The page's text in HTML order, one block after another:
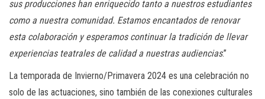
sus producciones han enriquecido tanto a nuestros estudiantes
como a nuestra comunidad. Estamos encantados de renovar
esta colaboración y esperamos continuar la tradición de llevar
experiencias teatrales de calidad a nuestras audiencias.”
La temporada de Invierno/Primavera 2024 es una celebración no
solo de las actuaciones, sino también de las conexiones culturales